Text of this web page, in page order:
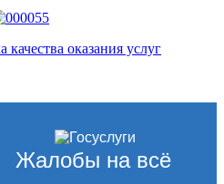
качества оказания услуг
Жалобы на всё